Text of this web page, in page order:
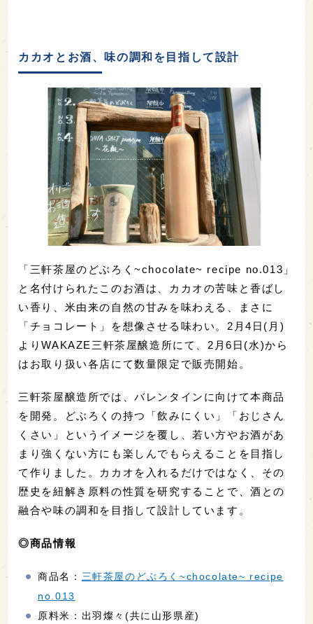
カカオとお酒、味の調和を目指して設計
「三軒茶屋のどぶろく~chocolate~ recipe no.013」
と名付けられたこのお酒は、カカオの苦味と香ばし
い香り、米由来の自然の甘みを味わえる、まさに
「チョコレート」を想像させる味わい。2月4日(月)
よりWAKAZE三軒茶屋醸造所にて、2月6日(水)から
はお取り扱い各店にて数量限定で販売開始。
三軒茶屋醸造所では、バレンタインに向けて本商品
を開発。どぶろくの持つ「飲みにくい」「おじさん
くさい」というイメージを覆し、若い方やお酒があ
まり強くない方にも楽しんでもらえることを目指し
て作りました。カカオを入れるだけではなく、その
歴史を紐解き原料の性質を研究することで、酒との
融合や味の調和を目指して設計しています。
◎商品情報
商品名： 三軒茶屋のどぶろく~chocolate~ recipe
no.013
原料米：出羽燦々(共に山形県産)